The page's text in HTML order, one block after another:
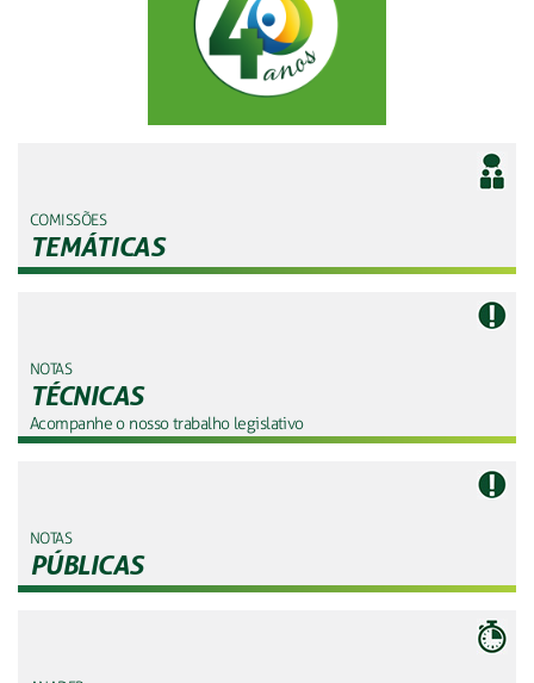
COMISSÕES
TEMÁTICAS
NOTAS
TÉCNICAS
Acompanhe o nosso trabalho legislativo
NOTAS
PÚBLICAS